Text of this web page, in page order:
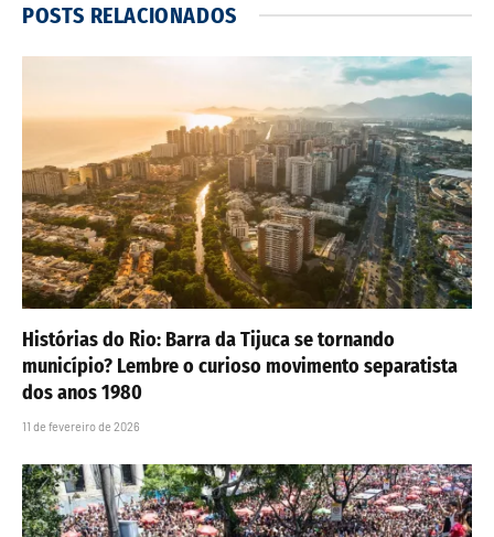
POSTS RELACIONADOS
Histórias do Rio: Barra da Tijuca se tornando
município? Lembre o curioso movimento separatista
dos anos 1980
11 de fevereiro de 2026